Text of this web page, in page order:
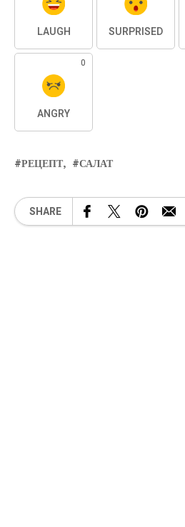
LAUGH SURPRISED
0
ANGRY
РЕЦЕПТ САЛАТ
SHARE